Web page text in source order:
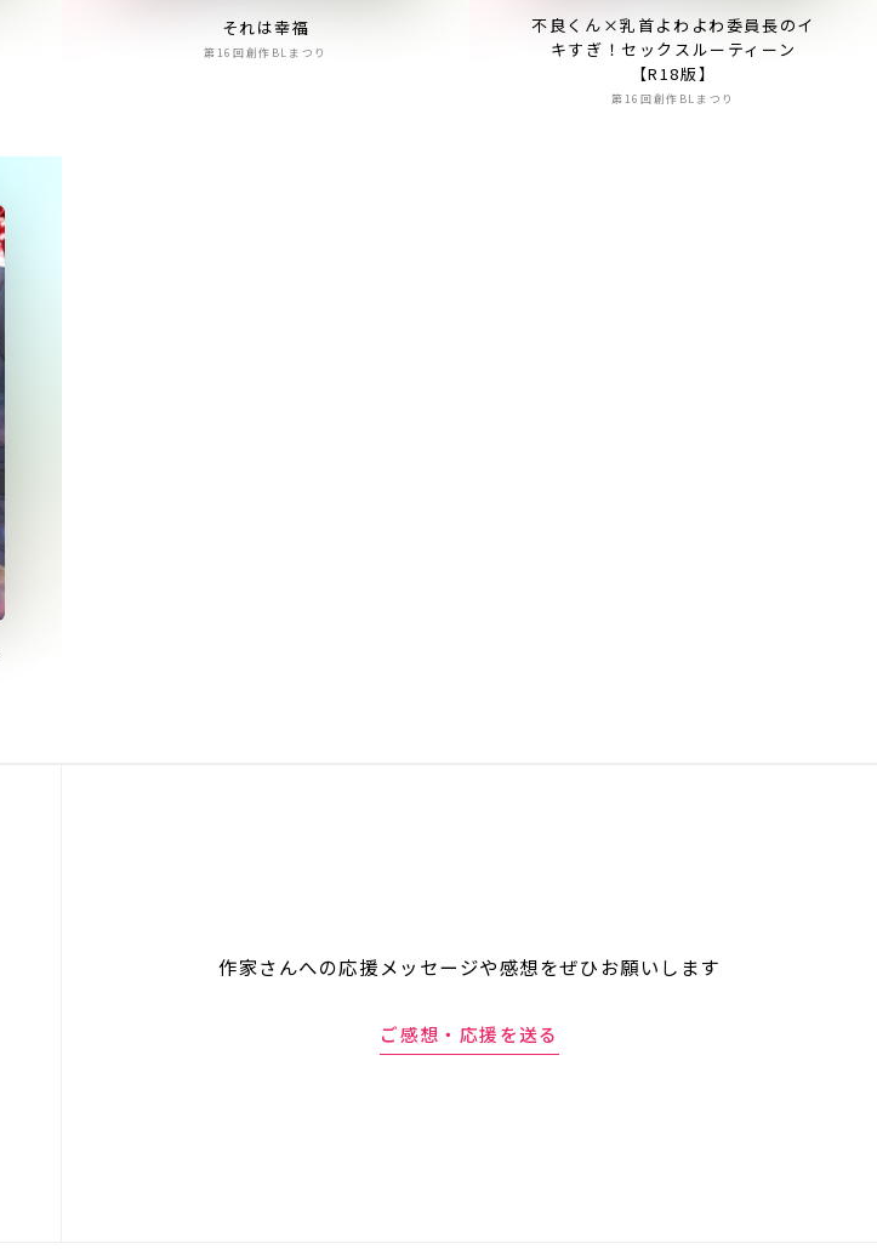
それは幸福
第16回創作BLまつり
不良くん×乳首よわよわ委員長のイ
キすぎ！セックスルーティーン
【R18版】
第16回創作BLまつり
作家さんへの応援メッセージや感想をぜひお願いします
ご感想・応援を送る